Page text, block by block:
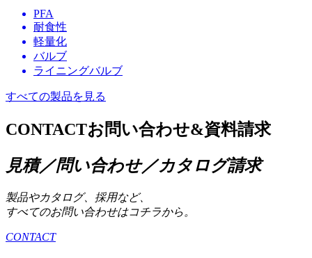
PFA
耐食性
軽量化
バルブ
ライニングバルブ
すべての製品を見る
CONTACTお問い合わせ&資料請求
見積／問い合わせ／カタログ請求
製品やカタログ、採用など、
すべてのお問い合わせはコチラから。
CONTACT